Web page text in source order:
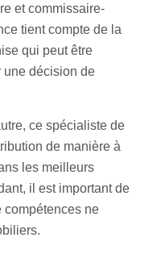
et commissaire-
tient compte de la
qui peut être
une décision de
ce spécialiste de
de manière à
les meilleurs
il est important de
compétences ne